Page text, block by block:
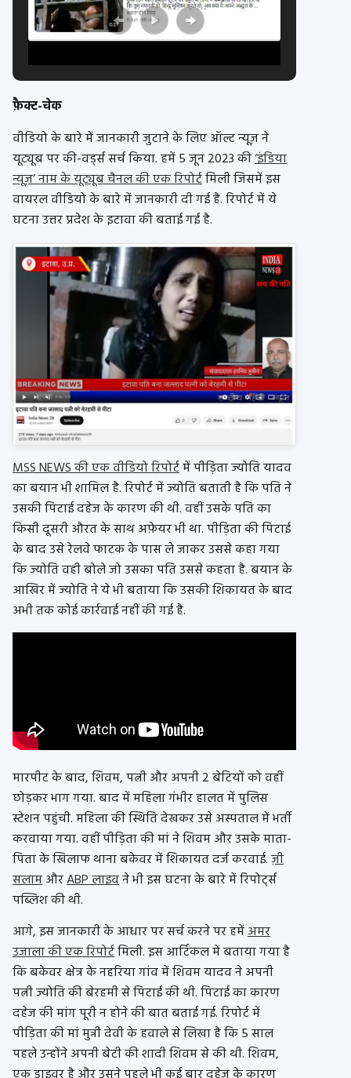
फ़ैक्ट-चेक
वीडियो के बारे में जानकारी जुटाने के लिए ऑल्ट न्यूज़ ने
यूट्यूब पर की-वर्ड्स सर्च किया. हमें 5 जून 2023 की‘इंडिया
न्यूज़’ नाम के यूट्यूब चैनल की एक रिपोर्टमिली जिसमें इस
वायरल वीडियो के बारे में जानकारी दी गई है. रिपोर्ट में ये
घटना उत्तर प्रदेश के इटावा की बताई गई है.
MSS NEWS की एक वीडियो रिपोर्टमें पीड़िता ज्योति यादव
का बयान भी शामिल है. रिपोर्ट में ज्योति बताती है कि पति ने
उसकी पिटाई दहेज के कारण की थी. वहीं उसके पति का
किसी दूसरी औरत के साथ अफ़ेयर भी था. पीड़िता की पिटाई
के बाद उसे रेलवे फाटक के पास ले जाकर उससे कहा गया
कि ज्योति वही बोले जो उसका पति उससे कहता है. बयान के
आखिर में ज्योति ने ये भी बताया कि उसकी शिकायत के बाद
अभी तक कोई कार्रवाई नहीं की गई है.
मारपीट के बाद, शिवम, पत्नी और अपनी 2 बेटियों को वहीं
छोड़कर भाग गया. बाद में महिला गंभीर हालत में पुलिस
स्टेशन पहुंची. महिला की स्थिति देखकर उसे अस्पताल में भर्ती
करवाया गया. वहीं पीड़िता की मां ने शिवम और उसके माता-
पिता के खिलाफ थाना बकेवर में शिकायत दर्ज करवाई.ज़ी
सलामऔरABP लाइवने भी इस घटना के बारे में रिपोर्ट्स
पब्लिश की थी.
आगे, इस जानकारी के आधार पर सर्च करने पर हमेंअमर
उजाला की एक रिपोर्टमिली. इस आर्टिकल में बताया गया है
कि बकेवर क्षेत्र के नहरिया गांव में शिवम यादव ने अपनी
पत्नी ज्योति की बेरहमी से पिटाई की थी. पिटाई का कारण
दहेज की मांग पूरी न होने की बात बताई गई. रिपोर्ट में
पीड़िता की मां मुन्नी देवी के हवाले से लिखा है कि 5 साल
पहले उन्होंने अपनी बेटी की शादी शिवम से की थी. शिवम,